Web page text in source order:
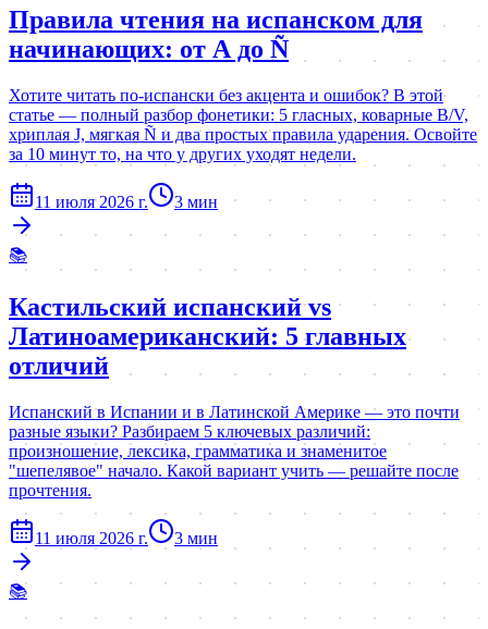
Правила чтения на испанском для
начинающих: от А до Ñ
Хотите читать по-испански без акцента и ошибок? В этой
статье — полный разбор фонетики: 5 гласных, коварные B/V,
хриплая J, мягкая Ñ и два простых правила ударения. Освойте
за 10 минут то, на что у других уходят недели.
11 июля 2026 г. 3 мин
📚
Кастильский испанский vs
Латиноамериканский: 5 главных
отличий
Испанский в Испании и в Латинской Америке — это почти
разные языки? Разбираем 5 ключевых различий:
произношение, лексика, грамматика и знаменитое
"шепелявое" начало. Какой вариант учить — решайте после
прочтения.
11 июля 2026 г. 3 мин
📚